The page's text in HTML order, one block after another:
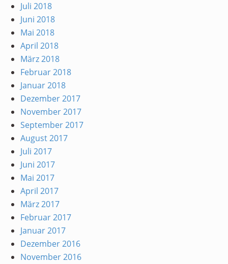
Juli 2018
Juni 2018
Mai 2018
April 2018
März 2018
Februar 2018
Januar 2018
Dezember 2017
November 2017
September 2017
August 2017
Juli 2017
Juni 2017
Mai 2017
April 2017
März 2017
Februar 2017
Januar 2017
Dezember 2016
November 2016